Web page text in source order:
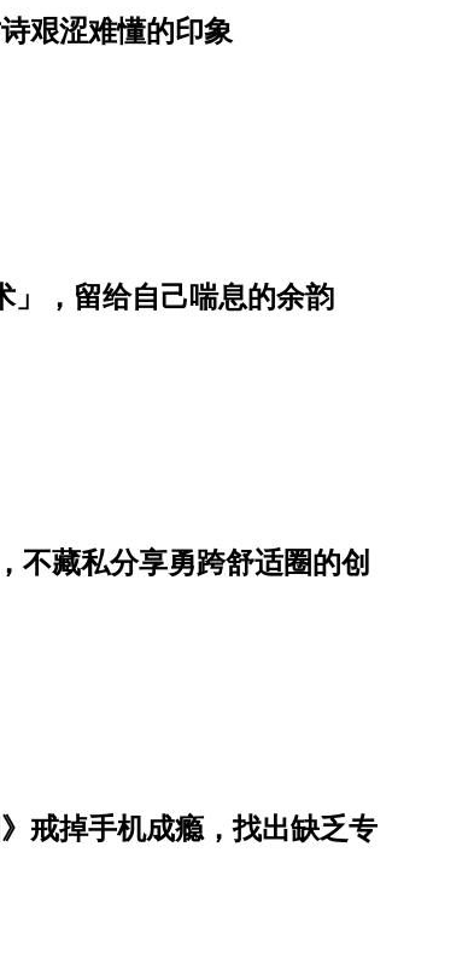
艰涩难懂的印象
」，留给自己喘息的余韵
不藏私分享勇跨舒适圈的创
戒掉手机成瘾，找出缺乏专